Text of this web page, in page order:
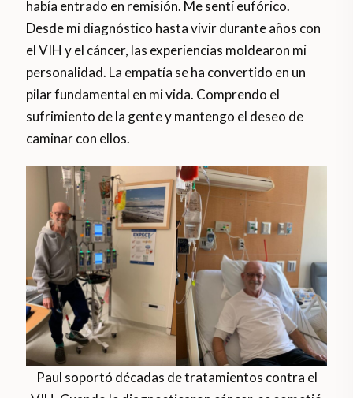
había entrado en remisión. Me sentí eufórico.
Desde mi diagnóstico hasta vivir durante años con
el VIH y el cáncer, las experiencias moldearon mi
personalidad. La empatía se ha convertido en un
pilar fundamental en mi vida. Comprendo el
sufrimiento de la gente y mantengo el deseo de
caminar con ellos.
Paul soportó décadas de tratamientos contra el